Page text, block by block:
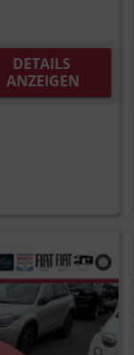
DETAILS
ANZEIGEN